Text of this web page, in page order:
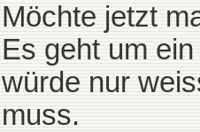
Möchte jetzt
Es geht um
würde nur
muss.